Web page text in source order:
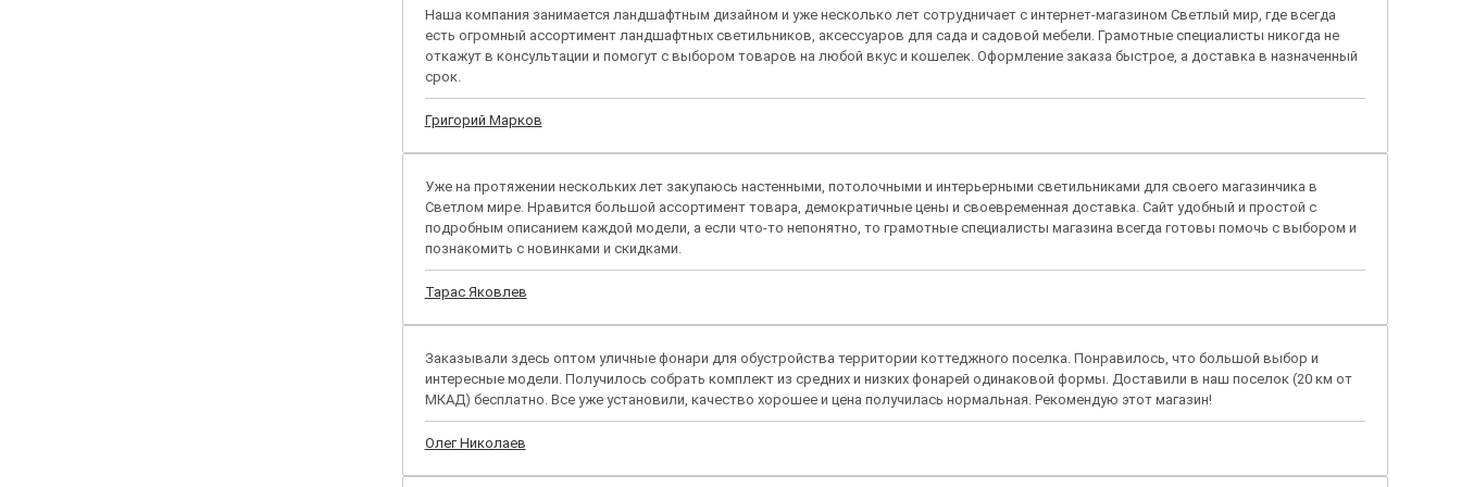
Наша компания занимается ландшафтным дизайном и уже несколько лет сотрудничает с интернет-магазином Светлый мир, где всегда
есть огромный ассортимент ландшафтных светильников, аксессуаров для сада и садовой мебели. Грамотные специалисты никогда не
откажут в консультации и помогут с выбором товаров на любой вкус и кошелек. Оформление заказа быстрое, а доставка в назначенный
срок.
Григорий Марков
Уже на протяжении нескольких лет закупаюсь настенными, потолочными и интерьерными светильниками для своего магазинчика в
Светлом мире. Нравится большой ассортимент товара, демократичные цены и своевременная доставка. Сайт удобный и простой с
подробным описанием каждой модели, а если что-то непонятно, то грамотные специалисты магазина всегда готовы помочь с выбором и
познакомить с новинками и скидками.
Тарас Яковлев
Заказывали здесь оптом уличные фонари для обустройства территории коттеджного поселка. Понравилось, что большой выбор и
интересные модели. Получилось собрать комплект из средних и низких фонарей одинаковой формы. Доставили в наш поселок (20 км от
МКАД) бесплатно. Все уже установили, качество хорошее и цена получилась нормальная. Рекомендую этот магазин!
Олег Николаев